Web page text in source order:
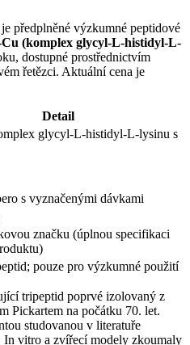
je předplněné výzkumné peptidové
(komplex glycyl-L-histidyl-L-
dostupné prostřednictvím
řetězci. Aktuální cena je
Detail
glycyl-L-histidyl-L-lysinu s
s vyznačenými dávkami
značku (úplnou specifikaci
pouze pro výzkumné použití
tripeptid poprvé izolovaný z
Pickartem na počátku 70. let.
studovanou v literatuře
In vitro a zvířecí modely zkoumaly